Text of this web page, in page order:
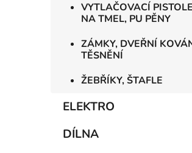
VYTLAČOVACÍ
NA TMEL, PU PĚNY
ZÁMKY, DVEŘNÍ
TĚSNĚNÍ
ŽEBŘÍKY, ŠTAFLE
ELEKTRO
DÍLNA